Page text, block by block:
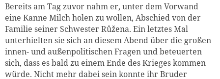
Bereits am Tag zuvor nahm er, unter dem Vorwand
eine Kanne Milch holen zu wollen, Abschied von der
Familie seiner Schwester Růžena. Ein letztes Mal
unterhielten sie sich an diesem Abend über die großen
innen- und außenpolitischen Fragen und beteuerten
sich, dass es bald zu einem Ende des Krieges kommen
würde. Nicht mehr dabei sein konnte ihr Bruder